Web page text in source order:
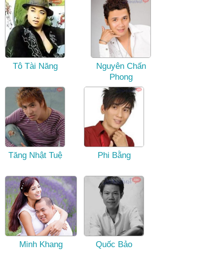
Tô Tài Năng
Nguyên Chấn
Phong
Tăng Nhật Tuệ Phi Bằng
Minh Khang Quốc Bảo